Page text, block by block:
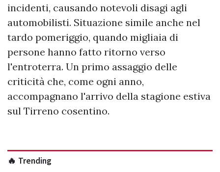
incidenti, causando notevoli disagi agli
automobilisti. Situazione simile anche nel
tardo pomeriggio, quando migliaia di
persone hanno fatto ritorno verso
l'entroterra. Un primo assaggio delle
criticità che, come ogni anno,
accompagnano l'arrivo della stagione estiva
sul Tirreno cosentino.
🔥 Trending